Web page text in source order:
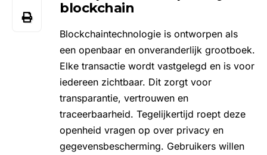
blockchain
Blockchaintechnologie is ontworpen als
een openbaar en onveranderlijk grootboek.
Elke transactie wordt vastgelegd en is voor
iedereen zichtbaar. Dit zorgt voor
transparantie, vertrouwen en
traceerbaarheid. Tegelijkertijd roept deze
openheid vragen op over privacy en
gegevensbescherming. Gebruikers willen